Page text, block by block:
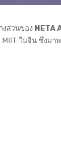
ส่วนของ NETA
ในจีน ซึ่งมา